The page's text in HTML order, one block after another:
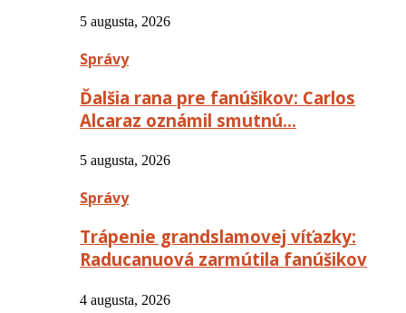
5 augusta, 2026
Správy
Ďalšia rana pre fanúšikov: Carlos
Alcaraz oznámil smutnú…
5 augusta, 2026
Správy
Trápenie grandslamovej víťazky:
Raducanuová zarmútila fanúšikov
4 augusta, 2026